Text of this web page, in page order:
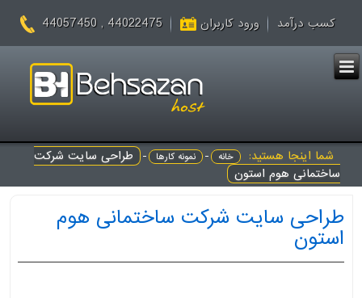
کسب درآمد ورود کاربران 44022475 , 44057450
شما اینجا هستید: خانه - نمونه کارها - طراحی سایت شرکت
ساختمانی هوم استون
طراحی سایت شرکت ساختمانی هوم
استون